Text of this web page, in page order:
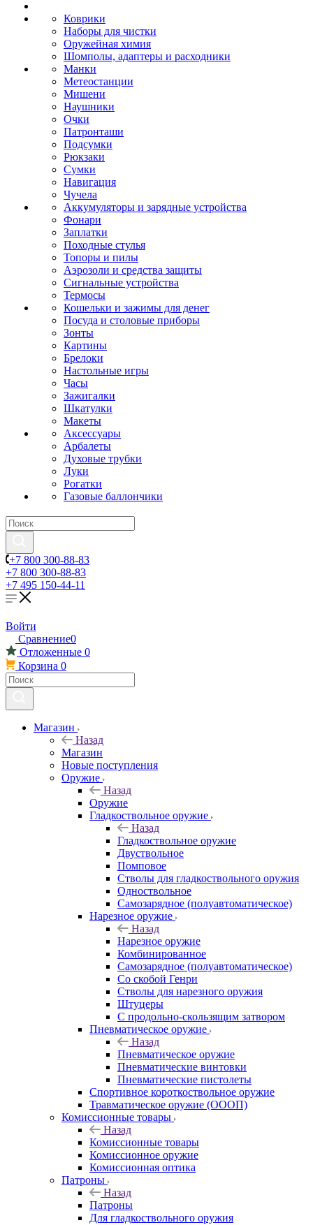
Коврики
Наборы для чистки
Оружейная химия
Шомполы, адаптеры и расходники
Манки
Метеостанции
Мишени
Наушники
Очки
Патронташи
Подсумки
Рюкзаки
Сумки
Навигация
Чучела
Аккумуляторы и зарядные устройства
Фонари
Заплатки
Походные стулья
Топоры и пилы
Аэрозоли и средства защиты
Сигнальные устройства
Термосы
Кошельки и зажимы для денег
Посуда и столовые приборы
Зонты
Картины
Брелоки
Настольные игры
Часы
Зажигалки
Шкатулки
Макеты
Аксессуары
Арбалеты
Духовые трубки
Луки
Рогатки
Газовые баллончики
+7 800 300-88-83
+7 800 300-88-83
+7 495 150-44-11
Войти
Сравнение0
Отложенные 0
Корзина 0
Магазин
Назад
Магазин
Новые поступления
Оружие
Назад
Оружие
Гладкоствольное оружие
Назад
Гладкоствольное оружие
Двуствольное
Помповое
Стволы для гладкоствольного оружия
Одноствольное
Самозарядное (полуавтоматическое)
Нарезное оружие
Назад
Нарезное оружие
Комбинированное
Самозарядное (полуавтоматическое)
Со скобой Генри
Стволы для нарезного оружия
Штуцеры
С продольно-скользящим затвором
Пневматическое оружие
Назад
Пневматическое оружие
Пневматические винтовки
Пневматические пистолеты
Спортивное короткоствольное оружие
Травматическое оружие (ОООП)
Комиссионные товары
Назад
Комиссионные товары
Комиссионное оружие
Комиссионная оптика
Патроны
Назад
Патроны
Для гладкоствольного оружия